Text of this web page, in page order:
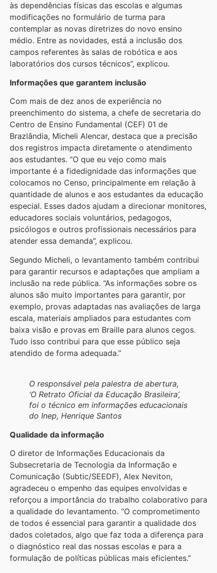
às dependências físicas das escolas e algumas
modificações no formulário de turma para
contemplar as novas diretrizes do novo ensino
médio. Entre as novidades, está a inclusão dos
campos referentes às salas de robótica e aos
laboratórios dos cursos técnicos”, explicou.
Informações que garantem inclusão
Com mais de dez anos de experiência no
preenchimento do sistema, a chefe de secretaria do
Centro de Ensino Fundamental (CEF) 01 de
Brazlândia, Micheli Alencar, destaca que a precisão
dos registros impacta diretamente o atendimento
aos estudantes. “O que eu vejo como mais
importante é a fidedignidade das informações que
colocamos no Censo, principalmente em relação à
quantidade de alunos e aos estudantes da educação
especial. Esses dados ajudam a direcionar monitores,
educadores sociais voluntários, pedagogos,
psicólogos e outros profissionais necessários para
atender essa demanda”, explicou.
Segundo Micheli, o levantamento também contribui
para garantir recursos e adaptações que ampliam a
inclusão na rede pública. “As informações sobre os
alunos são muito importantes para garantir, por
exemplo, provas adaptadas nas avaliações de larga
escala, materiais ampliados para estudantes com
baixa visão e provas em Braille para alunos cegos.
Tudo isso contribui para que esse público seja
atendido de forma adequada.”
O responsável pela palestra de abertura,
‘O Retrato Oficial da Educação Brasileira’,
foi o técnico em informações educacionais
do Inep, Henrique Santos
Qualidade da informação
O diretor de Informações Educacionais da
Subsecretaria de Tecnologia da Informação e
Comunicação (Subtic/SEEDF), Alex Neviton,
agradeceu o empenho das equipes envolvidas e
reforçou a importância do trabalho colaborativo para
a qualidade do levantamento. “O comprometimento
de todos é essencial para garantir a qualidade dos
dados coletados, algo que faz toda a diferença para
o diagnóstico real das nossas escolas e para a
formulação de políticas públicas mais eficientes.”